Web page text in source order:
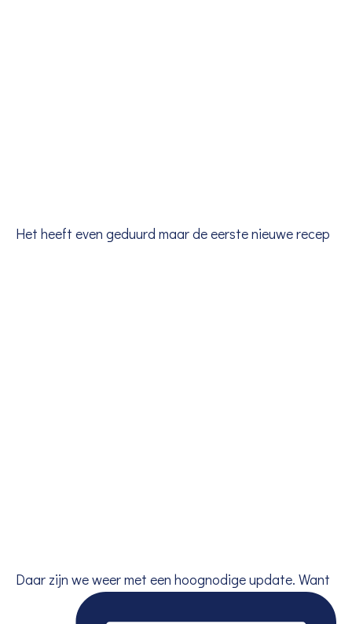
Het heeft even geduurd maar de eerste nieuwe recep
Daar zijn we weer met een hoognodige update. Want